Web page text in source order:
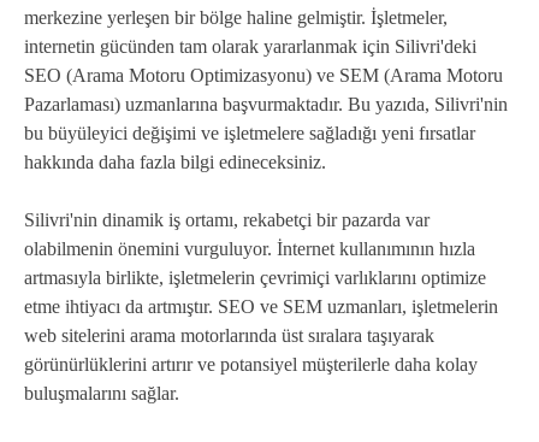
merkezine yerleşen bir bölge haline gelmiştir. İşletmeler,
internetin gücünden tam olarak yararlanmak için Silivri'deki
SEO (Arama Motoru Optimizasyonu) ve SEM (Arama Motoru
Pazarlaması) uzmanlarına başvurmaktadır. Bu yazıda, Silivri'nin
bu büyüleyici değişimi ve işletmelere sağladığı yeni fırsatlar
hakkında daha fazla bilgi edineceksiniz.
Silivri'nin dinamik iş ortamı, rekabetçi bir pazarda var
olabilmenin önemini vurguluyor. İnternet kullanımının hızla
artmasıyla birlikte, işletmelerin çevrimiçi varlıklarını optimize
etme ihtiyacı da artmıştır. SEO ve SEM uzmanları, işletmelerin
web sitelerini arama motorlarında üst sıralara taşıyarak
görünürlüklerini artırır ve potansiyel müşterilerle daha kolay
buluşmalarını sağlar.